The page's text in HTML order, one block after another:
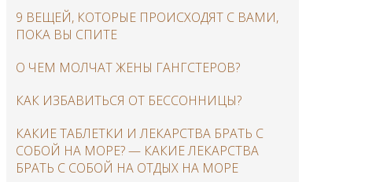
9 ВЕЩЕЙ, КОТОРЫЕ ПРОИСХОДЯТ С ВАМИ,
ПОКА ВЫ СПИТЕ
О ЧЕМ МОЛЧАТ ЖЕНЫ ГАНГСТЕРОВ?
КАК ИЗБАВИТЬСЯ ОТ БЕССОННИЦЫ?
КАКИЕ ТАБЛЕТКИ И ЛЕКАРСТВА БРАТЬ С
СОБОЙ НА МОРЕ? — КАКИЕ ЛЕКАРСТВА
БРАТЬ С СОБОЙ НА ОТДЫХ НА МОРЕ